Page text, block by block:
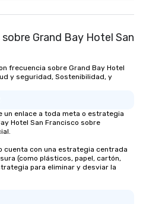
Grand Bay Hotel San
frecuencia sobre Grand Bay Hotel
y seguridad, Sostenibilidad, y
un enlace a toda meta o estrategia
Hotel San Francisco sobre
cuenta con una estrategia centrada
(como plásticos, papel, cartón,
para eliminar y desviar la